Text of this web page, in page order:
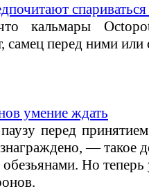
спариваться
кальмары
самец перед ними
умение ждать
перед
— такое
Но теперь